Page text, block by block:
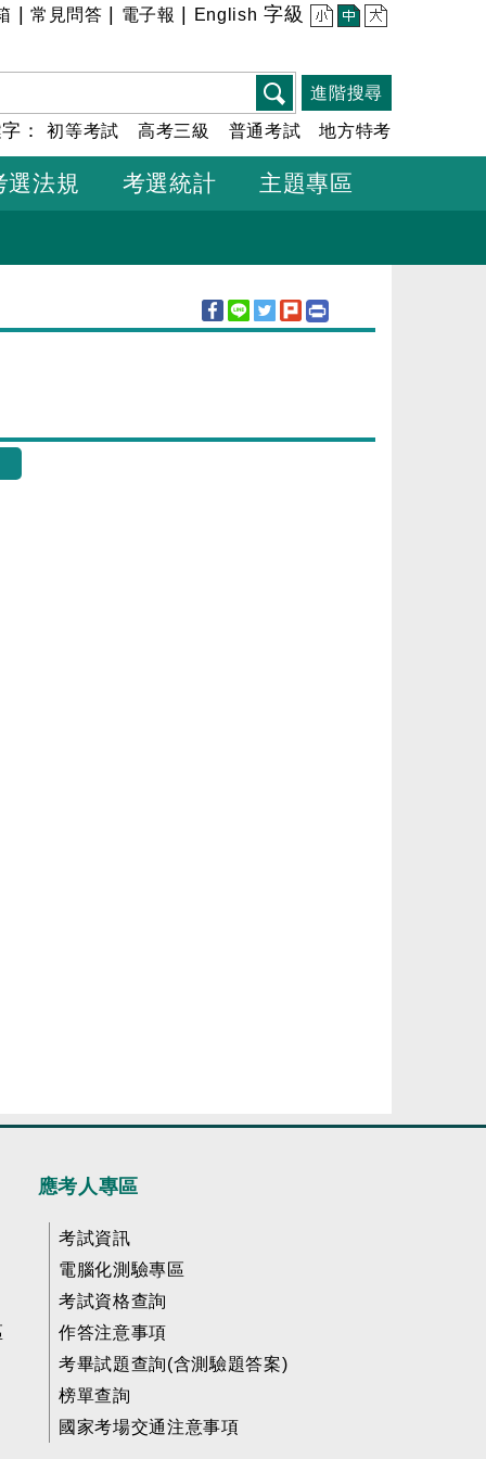
常見問答 電子報 English 字級 小 中 大
進階搜尋
字：初等考試 高考三級 普通考試 地方特考
選法規 考選統計 主題專區
應考人專區
考試資訊
電腦化測驗專區
考試資格查詢
作答注意事項
考畢試題查詢(含測驗題答案)
榜單查詢
國家考場交通注意事項